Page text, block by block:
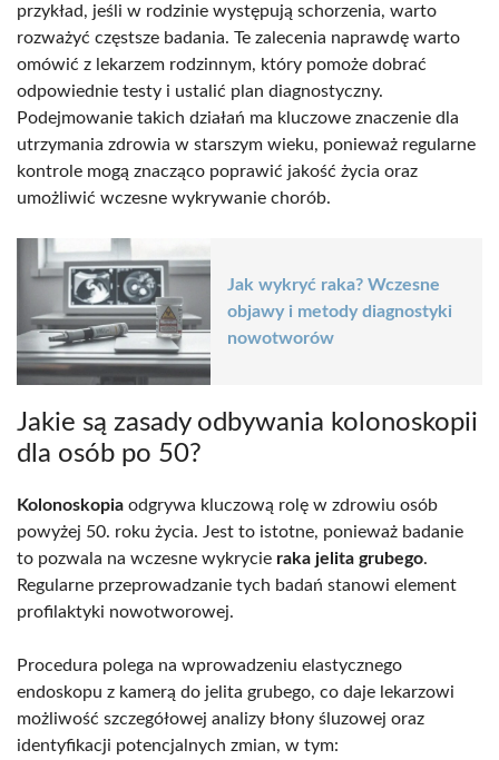
przykład, jeśli w rodzinie występują schorzenia, warto
rozważyć częstsze badania. Te zalecenia naprawdę warto
omówić z lekarzem rodzinnym, który pomoże dobrać
odpowiednie testy i ustalić plan diagnostyczny.
Podejmowanie takich działań ma kluczowe znaczenie dla
utrzymania zdrowia w starszym wieku, ponieważ regularne
kontrole mogą znacząco poprawić jakość życia oraz
umożliwić wczesne wykrywanie chorób.
Jak wykryć raka? Wczesne
objawy i metody diagnostyki
nowotworów
Jakie są zasady odbywania kolonoskopii
dla osób po 50?
Kolonoskopia odgrywa kluczową rolę w zdrowiu osób
powyżej 50. roku życia. Jest to istotne, ponieważ badanie
to pozwala na wczesne wykrycie raka jelita grubego.
Regularne przeprowadzanie tych badań stanowi element
profilaktyki nowotworowej.
Procedura polega na wprowadzeniu elastycznego
endoskopu z kamerą do jelita grubego, co daje lekarzowi
możliwość szczegółowej analizy błony śluzowej oraz
identyfikacji potencjalnych zmian, w tym: